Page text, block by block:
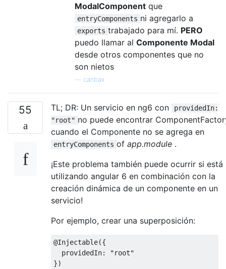
ModalComponent que
entryComponents ni agregarlo a
exports trabajado para mí. PERO
puedo llamar al Componente Modal
desde otros componentes que no
son nietos
canbax
55 TL; DR: Un servicio en ng6 con
providedIn:
"root" no puede encontrar
cuando el Componente no se agrega en
entryComponents of app.module .
¡Este problema también puede ocurrir si está
utilizando angular 6 en combinación con la
creación dinámica de un componente en un
servicio!
Por ejemplo, crear una superposición:
@Injectable({
  providedIn
:
"root"
})